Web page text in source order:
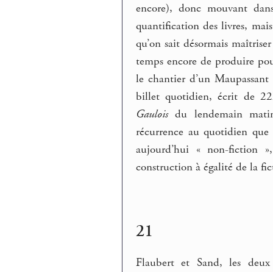
encore), donc mouvant
quantification des livres,
qu’on sait désormais
temps encore de produire
le chantier d’un
billet quotidien, écrit de
Gauloisdu lendemain
récurrence au quotidien
aujourd’hui « non-fiction
construction à égalité de la
21
Flaubert et Sand, les